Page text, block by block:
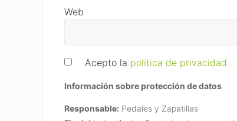
Web
Acepto la política de privacidad
Información sobre protección de datos
Responsable: Pedales y Zapatillas